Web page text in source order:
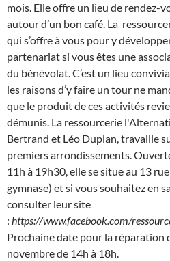
mois. Elle offre un lieu de rendez-
autour d’un bon café. La
qui s’offre à vous pour y
partenariat si vous êtes une
du bénévolat. C’est un lieu
les raisons d’y faire un tour ne
que le produit de ces activités
démunis. La ressourcerie
Bertrand et Léo Duplan, travaille
premiers arrondissements.
11h à 19h30, elle se situe au 13
gymnase) et si vous souhaitez en
consulter leur site
: https://www.facebook.com/
Prochaine date pour la réparation
novembre de 14h à 18h.